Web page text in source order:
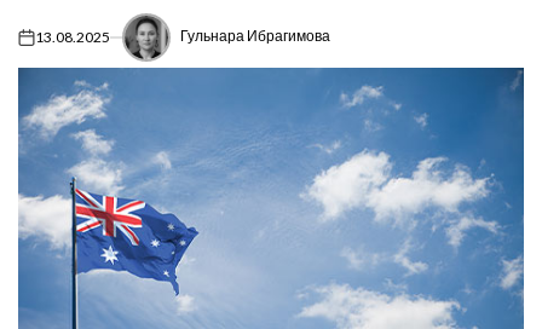
on13.08.2025 Гульнара Ибрагимова